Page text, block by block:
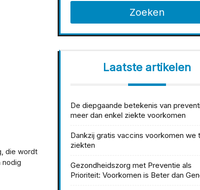
die wordt
nodig
Zoeken
Laatste artikelen
De diepgaande betekenis van
meer dan enkel ziekte voorkomen
Dankzij gratis vaccins voorkomen we
ziekten
Gezondheidszorg met Preventie als
Prioriteit: Voorkomen is Beter dan